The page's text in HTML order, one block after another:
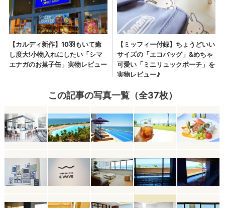
この記事の写真一覧（全37枚）